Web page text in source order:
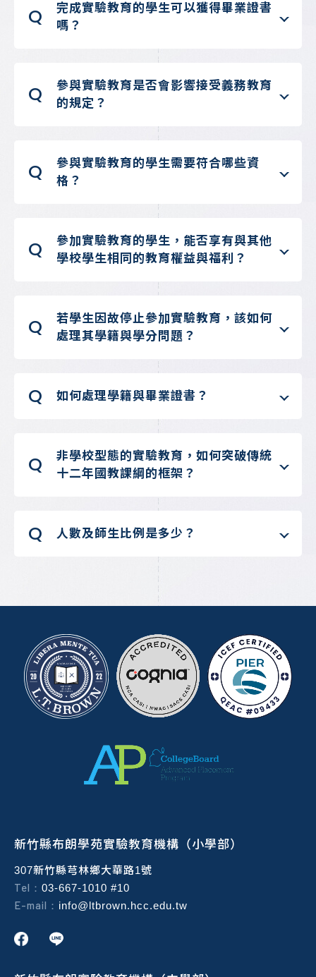
Q
完成實驗教育的學生可以獲得畢業證書
嗎？
Q
參與實驗教育是否會影響接受義務教育
的規定？
Q
參與實驗教育的學生需要符合哪些資
格？
Q
參加實驗教育的學生，能否享有與其他
學校學生相同的教育權益與福利？
Q
若學生因故停止參加實驗教育，該如何
處理其學籍與學分問題？
Q 如何處理學籍與畢業證書？
Q
非學校型態的實驗教育，如何突破傳統
十二年國教課綱的框架？
Q 人數及師生比例是多少？
新竹縣布朗學苑實驗教育機構（小學部）
307新竹縣芎林鄉大華路1號
Tel： 03-667-1010 #10
E-mail： info@ltbrown.hcc.edu.tw